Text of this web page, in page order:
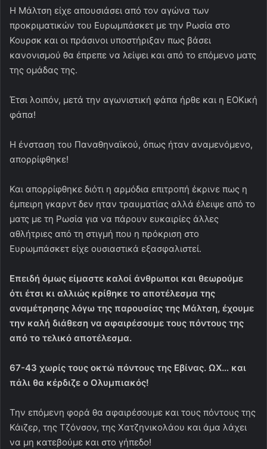
Η Μάλτση είχε απουσιάσει από τον αγώνα των
προκριματικών του Ευρωμπάσκετ με την Ρωσία στο
Κουρσκ και οι πράσινοι υποστήριξαν πως βάσει
κανονισμού θα έπρεπε να λείψει και από το επόμενο ματς
της ομάδας της.
Έτσι λοιπόν, μετά την αγωνιστική φάπα ήρθε και η ΕΟΚική
φάπα!
Η ένσταση του Παναθηναϊκού, όπως ήταν αναμενόμενο,
απορρίφθηκε!
Και απορρίφθηκε διότι η αρμόδια επιτροπή έκρινε πως η
έμπειρη γκαρντ δεν ηταν τραυματίας αλλά έλειψε από το
ματς με τη Ρωσία για να πάρουν ευκαιρίες άλλες
αθλήτριες από τη στιγμή που η πρόκριση στο
Ευρωμπάσκετ είχε ουσιαστικά εξασφαλιστεί.
Επειδή όμως είμαστε καλοί άνθρωποι και θεωρούμε
ότι έτσι κι αλλιώς κρίθηκε το αποτέλεσμα της
αναμέτρησης λόγω της παρουσίας της Μάλτση, έχουμε
την καλή διάθεση να αφαιρέσουμε τους πόντους της
από το τελικό αποτέλεσμα.
67-43 χωρίς τους οκτώ πόντους της Εβίνας. ΩΧ… και
πάλι θα κέρδιζε ο Ολυμπιακός!
Την επόμενη φορά θα αφαιρέσουμε και τους πόντους της
Κάιζερ, της Τζόνσον, της Χατζηνικολάου και άμα λάχει
να μη κατεβούμε και στο γήπεδο!